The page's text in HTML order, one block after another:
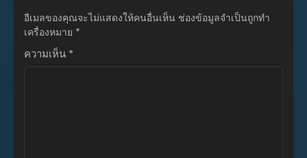
กุมภาพันธ์ 5, 2024
ตอนที่ 40
อีเมลของคุณจะไม่แสดงให้คนอื่นเห็น ช่องข้อมูลจำเป็นถูกทำ
เครื่องหมาย *
ความเห็น *